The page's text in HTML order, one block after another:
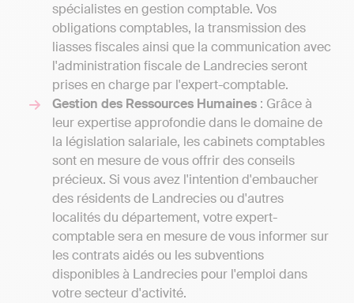
spécialistes en gestion comptable. Vos
obligations comptables, la transmission des
liasses fiscales ainsi que la communication avec
l'administration fiscale de Landrecies seront
prises en charge par l'expert-comptable.
Gestion des Ressources Humaines : Grâce à
leur expertise approfondie dans le domaine de
la législation salariale, les cabinets comptables
sont en mesure de vous offrir des conseils
précieux. Si vous avez l'intention d'embaucher
des résidents de Landrecies ou d'autres
localités du département, votre expert-
comptable sera en mesure de vous informer sur
les contrats aidés ou les subventions
disponibles à Landrecies pour l'emploi dans
votre secteur d'activité.